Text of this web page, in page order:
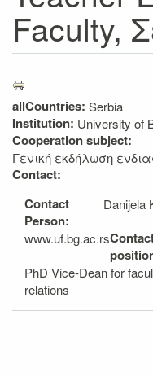
Faculty,
allCountries: Serbia
Institution: University of
Cooperation subject:
Γενική εκδήλωση
Contact:
Contact
Person:
Danijela
www.uf.bg.ac.rs
PhD Vice-Dean for
relations